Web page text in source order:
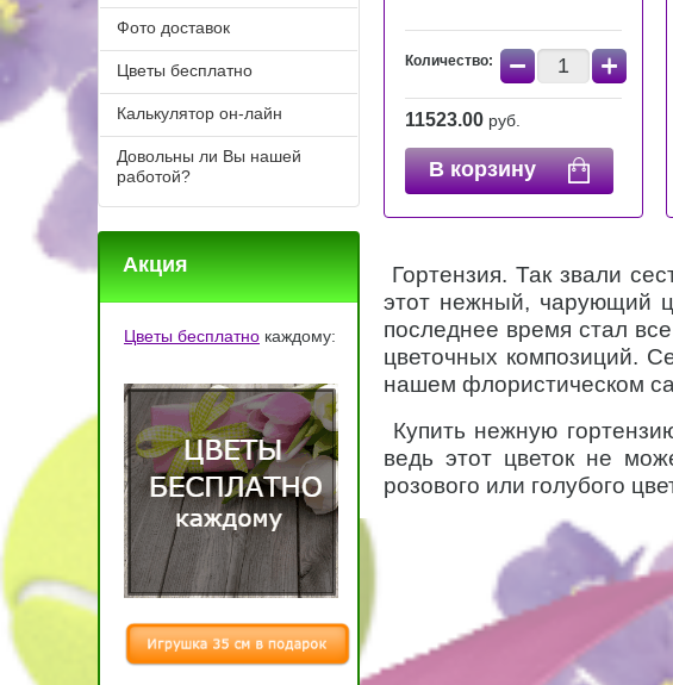
Количество: − +
11523.00 руб.
В корзину
Гортензия. Так звали
этот нежный, чарующий
последнее время стал
цветочных композиций.
нашем флористическом
Купить нежную
ведь этот цветок не
розового или голубого
Фото доставок
Цветы бесплатно
Калькулятор он-лайн
Довольны ли Вы нашей
работой?
Акция
Цветы бесплатно каждому: